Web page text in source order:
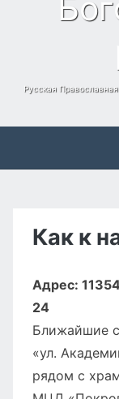
Русская
Как к
Адрес:
24
Ближайшие
«ул.
рядом с